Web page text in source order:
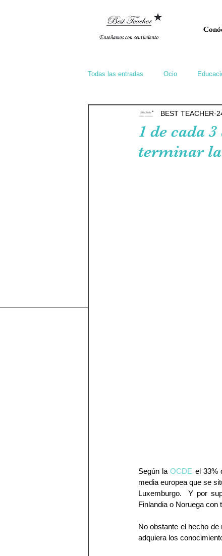
Todas las entradas Ocio
1 de cada
terminar
BEST TEACHER
Según la OCDE el 33%
media europea que se
Luxemburgo.  Y por
Finlandia o Noruega con
No obstante el hecho
adquiera los